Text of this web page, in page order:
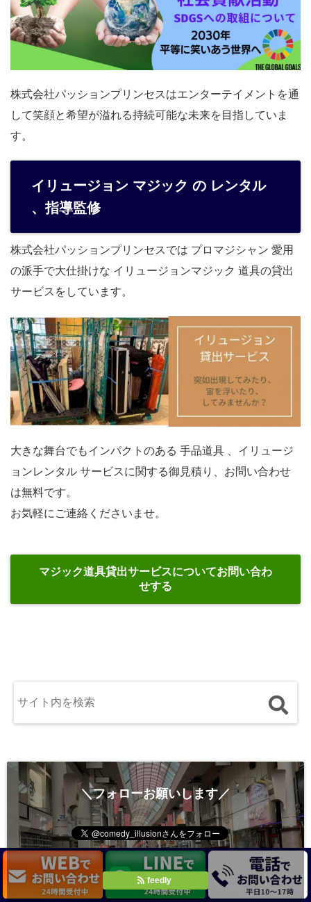
株式会社パッションプリンセスはエンターテイメントを通
して笑顔と希望が溢れる持続可能な未来を目指していま
す。
イリュージョン マジック の レンタル
、指導監修
株式会社パッションプリンセスでは プロマジシャン 愛用
の派手で大仕掛けな イリュージョンマジック 道具の貸出
サービスをしています。
大きな舞台でもインパクトのある 手品道具 、イリュージ
ョンレンタル サービスに関する御見積り、お問い合わせ
は無料です。
お気軽にご連絡くださいませ。
マジック道具貸出サービスについてお問い合わ
せする
＼フォローお願いします／
feedly